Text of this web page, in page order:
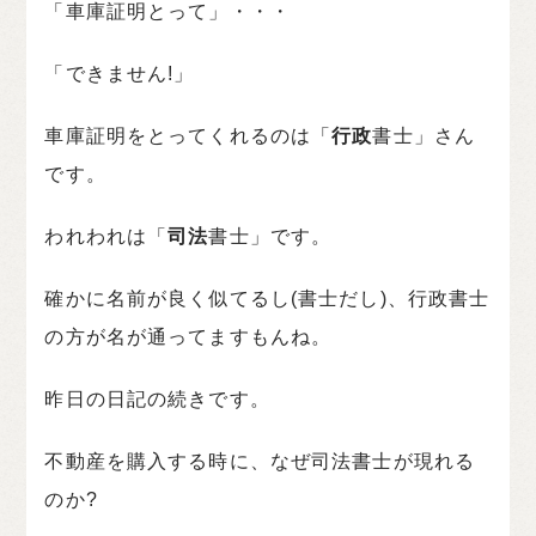
「車庫証明とって」・・・
「できません!」
車庫証明をとってくれるのは「行政書士」さん
です。
われわれは「司法書士」です。
確かに名前が良く似てるし(書士だし)、行政書士
の方が名が通ってますもんね。
昨日の日記の続きです。
不動産を購入する時に、なぜ司法書士が現れる
のか?